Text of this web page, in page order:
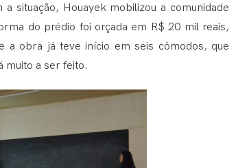
situação, Houayek mobilizou a comunidade
do prédio foi orçada em R$ 20 mil reais,
a obra já teve início em seis cômodos, que
muito a ser feito.